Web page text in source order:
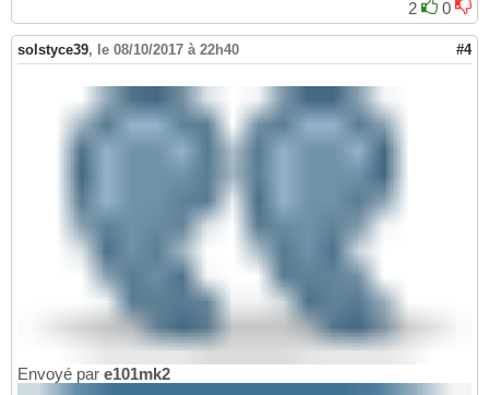
2
0
solstyce39, le 08/10/2017 à 22h40 #4
Envoyé par e101mk2